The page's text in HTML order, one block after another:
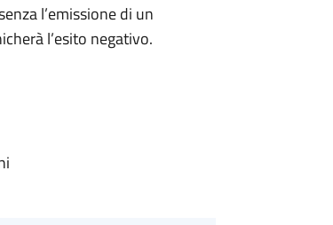
l’emissione di un
l’esito negativo.